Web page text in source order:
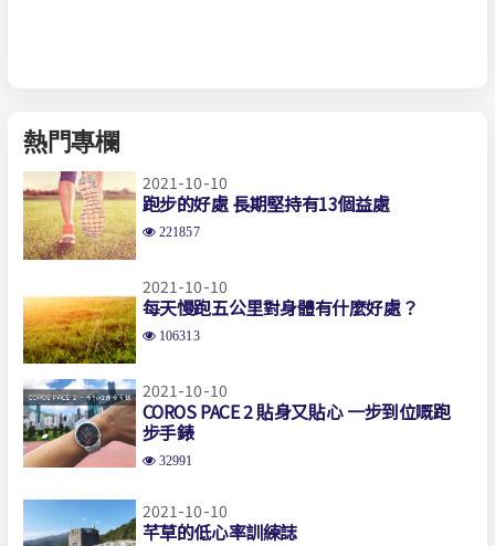
熱門專欄
2021-10-10
跑步的好處 長期堅持有13個益處
221857
2021-10-10
每天慢跑五公里對身體有什麼好處？
106313
2021-10-10
COROS PACE 2 貼身又貼心 一步到位嘅跑
步手錶
32991
2021-10-10
芊草的低心率訓練誌